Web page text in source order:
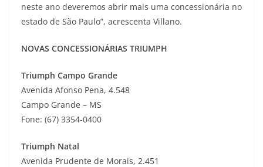
neste ano deveremos abrir mais uma concessionária no
estado de São Paulo”, acrescenta Villano.
NOVAS CONCESSIONÁRIAS TRIUMPH
Triumph Campo Grande
Avenida Afonso Pena, 4.548
Campo Grande – MS
Fone: (67) 3354-0400
Triumph Natal
Avenida Prudente de Morais, 2.451